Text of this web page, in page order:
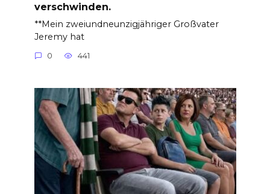
verschwinden.
**Mein zweiundneunzigjähriger Großvater
Jeremy hat
0 441